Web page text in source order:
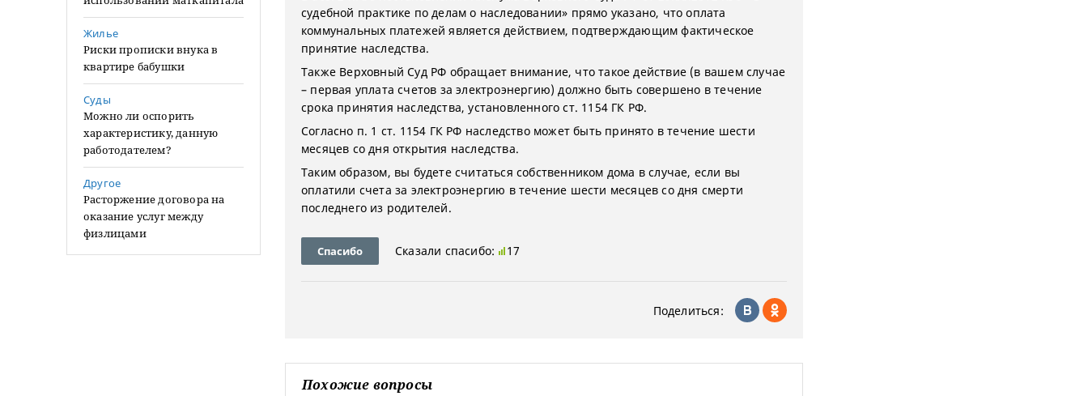
Жилье
Риски прописки внука в
квартире бабушки
Суды
Можно ли оспорить
характеристику, данную
работодателем?
Другое
Расторжение договора на
оказание услуг между
физлицами
судебной практике по делам о наследовании» прямо указано, что оплата
коммунальных платежей является действием, подтверждающим фактическое
принятие наследства.
Также Верховный Суд РФ обращает внимание, что такое действие (в вашем случае
– первая уплата счетов за электроэнергию) должно быть совершено в течение
срока принятия наследства, установленного ст. 1154 ГК РФ.
Согласно п. 1 ст. 1154 ГК РФ наследство может быть принято в течение шести
месяцев со дня открытия наследства.
Таким образом, вы будете считаться собственником дома в случае, если вы
оплатили счета за электроэнергию в течение шести месяцев со дня смерти
последнего из родителей.
Спасибо Сказали спасибо: 17
Поделиться:
Похожие вопросы